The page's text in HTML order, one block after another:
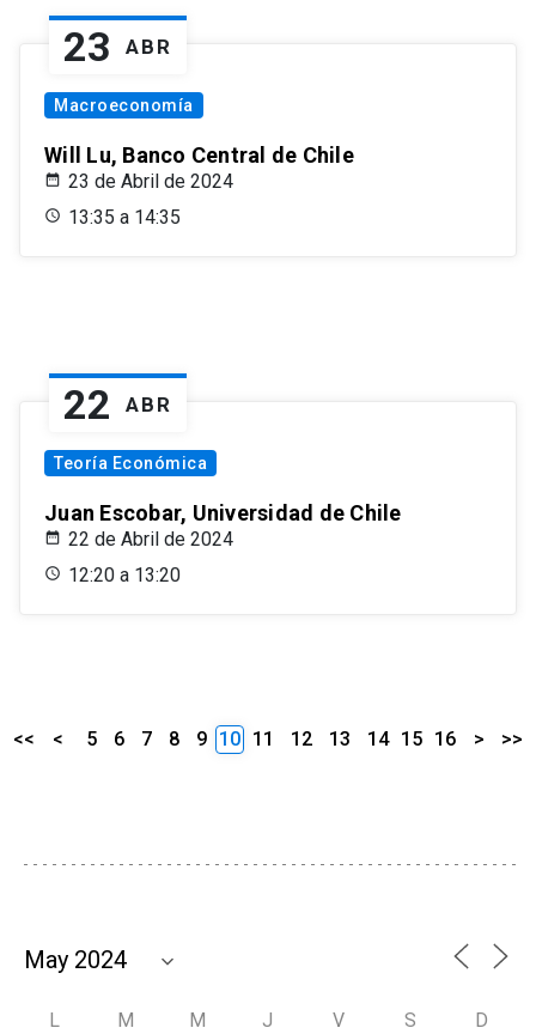
23 ABR
Macroeconomía
Will Lu, Banco Central de Chile
23 de Abril de 2024
13:35 a 14:35
22 ABR
Teoría Económica
Juan Escobar, Universidad de Chile
22 de Abril de 2024
12:20 a 13:20
<< < 5 6 7 8 9 10 11 12 13 14 15 16 > >>
L M M J V S D